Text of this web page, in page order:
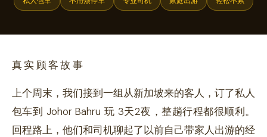
真实顾客故事
上个周末，我们接到一组从新加坡来的客人，订了私人
包车到 Johor Bahru 玩 3天2夜，整趟行程都很顺利。
回程路上，他们和司机聊起了以前自己带家人出游的经